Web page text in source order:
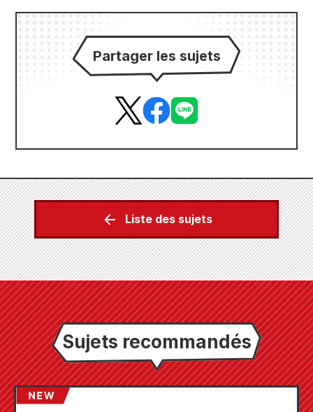
Partager les sujets
Liste des sujets
Sujets recommandés